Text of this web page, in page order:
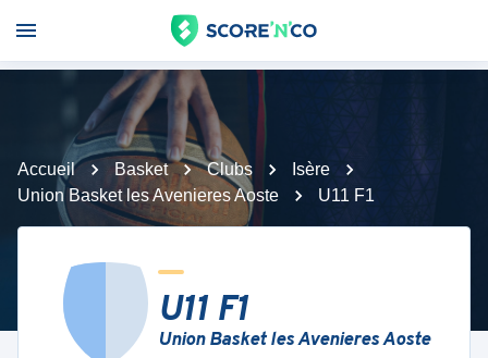
Accueil Basket Clubs
Isère
Union Basket les Avenieres Aoste
U11 F1
U11 F1
Union Basket les Avenieres Aoste